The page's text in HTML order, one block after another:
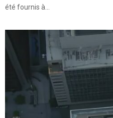
été fournis à...